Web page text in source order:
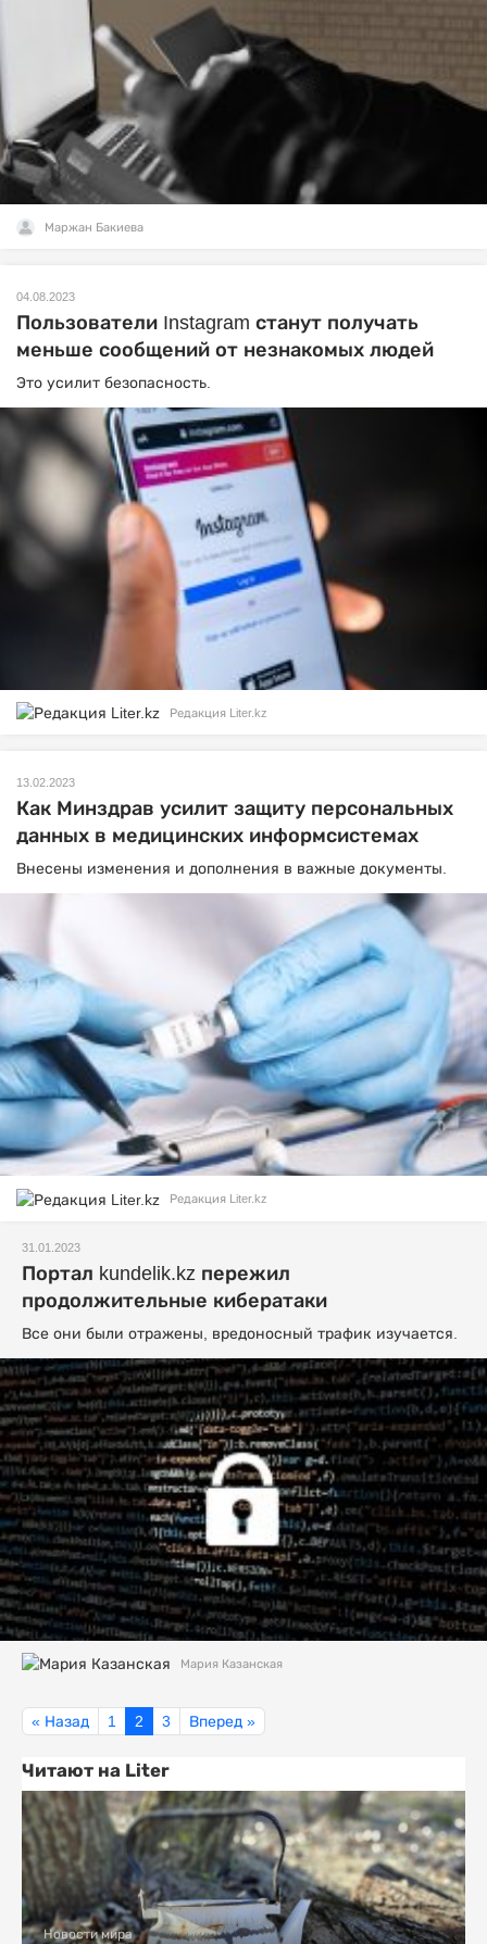
Маржан Бакиева
04.08.2023
Пользователи Instagram станут получать
меньше сообщений от незнакомых людей
Это усилит безопасность.
Редакция Liter.kz
13.02.2023
Как Минздрав усилит защиту персональных
данных в медицинских информсистемах
Внесены изменения и дополнения в важные документы.
Редакция Liter.kz
31.01.2023
Портал kundelik.kz пережил
продолжительные кибератаки
Все они были отражены, вредоносный трафик изучается.
Мария Казанская
« Назад 1 2 3 Вперед »
Читают на Liter
Новости мира